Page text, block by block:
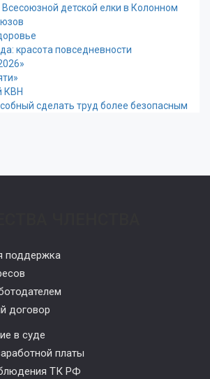
детской елки в Колонном
красота повседневности
КВН
сделать труд более безопасным
поддержка
договор
в суде
платы
ТК РФ